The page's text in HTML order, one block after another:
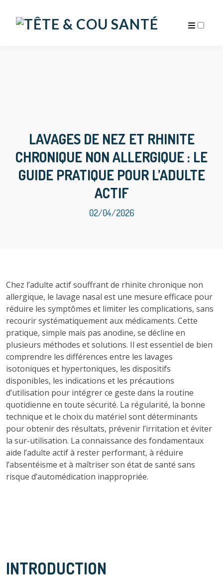
LAVAGES DE NEZ ET RHINITE
CHRONIQUE NON ALLERGIQUE : LE
GUIDE PRATIQUE POUR L’ADULTE
ACTIF
02/04/2026
Chez l’adulte actif souffrant de rhinite chronique non
allergique, le lavage nasal est une mesure efficace pour
réduire les symptômes et limiter les complications, sans
recourir systématiquement aux médicaments. Cette
pratique, simple mais pas anodine, se décline en
plusieurs méthodes et solutions. Il est essentiel de bien
comprendre les différences entre les lavages
isotoniques et hypertoniques, les dispositifs
disponibles, les indications et les précautions
d’utilisation pour intégrer ce geste dans la routine
quotidienne en toute sécurité. La régularité, la bonne
technique et le choix du matériel sont déterminants
pour obtenir des résultats, prévenir l’irritation et éviter
la sur-utilisation. La connaissance des fondamentaux
aide l’adulte actif à rester performant, à réduire
l’absentéisme et à maîtriser son état de santé sans
risque d’automédication inappropriée.
INTRODUCTION